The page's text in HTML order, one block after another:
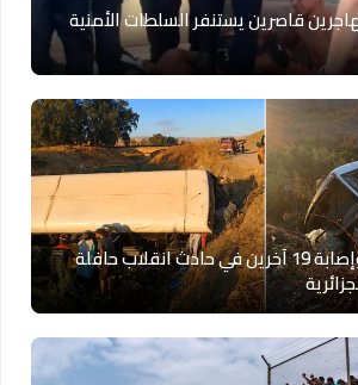
قاصرين يستنفر السلطات الأمنية
مصرع 6 أشخاص وإصابة 19 آخرين في حادث انقلاب حافلة